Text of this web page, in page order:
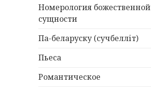
Номерология божественной
сущности
Па-беларуску (сучбелліт)
Пьеса
Романтическое